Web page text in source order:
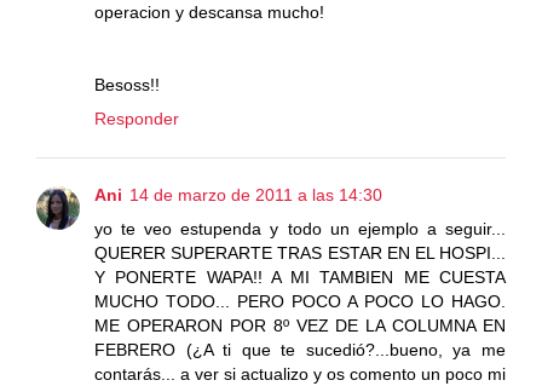
operacion y descansa mucho!
Besoss!!
Responder
Ani 14 de marzo de 2011 a las 14:30
yo te veo estupenda y todo un ejemplo a seguir...
QUERER SUPERARTE TRAS ESTAR EN EL HOSPI...
Y PONERTE WAPA!! A MI TAMBIEN ME CUESTA
MUCHO TODO... PERO POCO A POCO LO HAGO.
ME OPERARON POR 8º VEZ DE LA COLUMNA EN
FEBRERO (¿A ti que te sucedió?...bueno, ya me
contarás... a ver si actualizo y os comento un poco mi